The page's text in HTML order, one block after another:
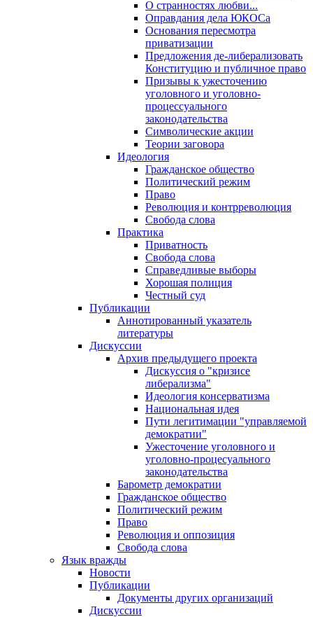
О странностях любви...
Оправдания дела ЮКОСа
Основания пересмотра
приватизации
Предложения де-либерализовать
Конституцию и публичное право
Призывы к ужесточению
уголовного и уголовно-
процессуального
законодательства
Символические акции
Теории заговора
Идеология
Гражданское общество
Политический режим
Право
Революция и контрреволюция
Свобода слова
Практика
Приватность
Свобода слова
Справедливые выборы
Хорошая полиция
Честный суд
Публикации
Аннотированный указатель
литературы
Дискуссии
Архив предыдущего проекта
Дискуссия о "кризисе
либерализма"
Идеология консерватизма
Национальная идея
Пути легитимации "управляемой
демократии"
Ужесточение уголовного и
уголовно-процесуального
законодательства
Барометр демократии
Гражданское общество
Политический режим
Право
Революция и оппозиция
Свобода слова
Язык вражды
Новости
Публикации
Документы других организаций
Дискуссии